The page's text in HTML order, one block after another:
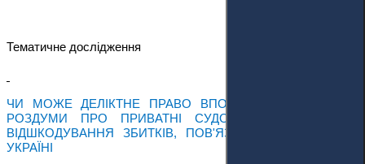
Тематичне дослідження
ЧИ МОЖЕ ДЕЛІКТНЕ ПРАВО ВПОРАТИСЯ З ВІЙНОЮ?
РОЗДУМИ ПРО ПРИВАТНІ СУДОВІ ПОЗОВИ ЩОДО
ВІДШКОДУВАННЯ ЗБИТКІВ, ПОВ'ЯЗАНИХ З ВІЙНОЮ В
УКРАЇНІ